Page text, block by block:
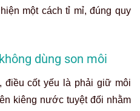
một cách tỉ mỉ, đúng quy
dùng son môi
điều cốt yếu là phải giữ môi
kiêng nước tuyệt đối nhằm